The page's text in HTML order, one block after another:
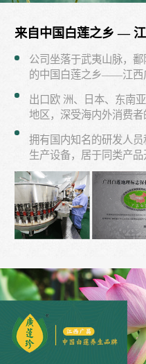
来自中国白莲之乡 —
公司坐落于武夷山脉，
的中国白莲之乡——江西
出口欧 洲、日本、东南
地区，深受海内外消费者
拥有国内知名的研发人
生产设备，居于同类产品